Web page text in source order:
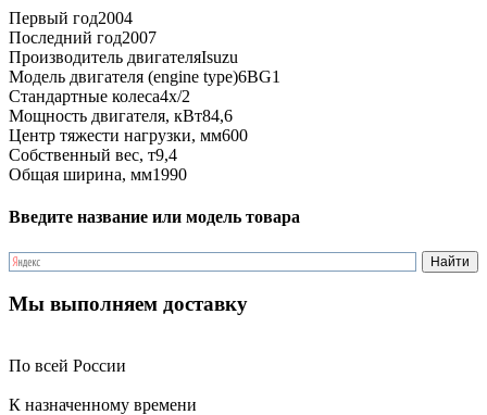
Первый год2004
Последний год2007
Производитель двигателяIsuzu
Модель двигателя (engine type)6BG1
Стандартные колеса4x/2
Мощность двигателя, кВт84,6
Центр тяжести нагрузки, мм600
Собственный вес, т9,4
Общая ширина, мм1990
Введите название или модель товара
Мы выполняем доставку
По всей России
К назначенному времени